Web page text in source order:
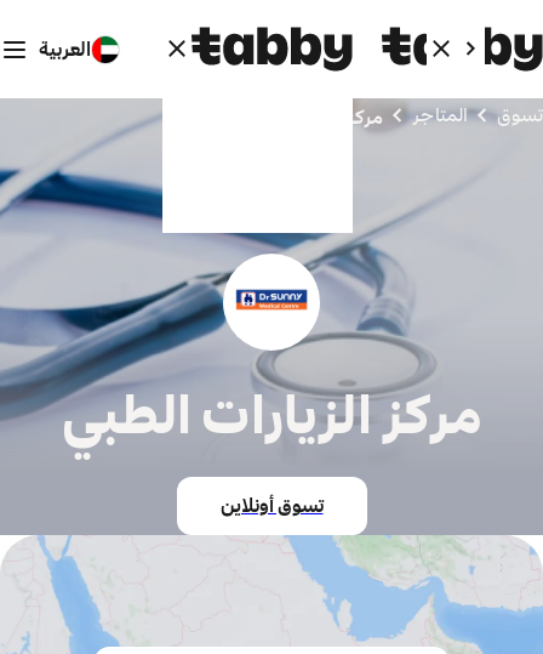
العربية
تسوق المتاجر مركز الزيارات الطبي
مركز الزيارات الطبي
تسوق أونلاين